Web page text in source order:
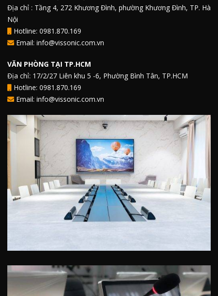
Địa chỉ : Tầng 4, 272 Khương Đình, phường Khương Đình, TP. Hà
Nội
Hotline: 0981.870.169
Email: info@vissonic.com.vn
VĂN PHÒNG TẠI TP.HCM
Địa chỉ: 17/2/27 Liên khu 5 -6, Phường Bình Tân, TP.HCM
Hotline: 0981.870.169
Email: info@vissonic.com.vn